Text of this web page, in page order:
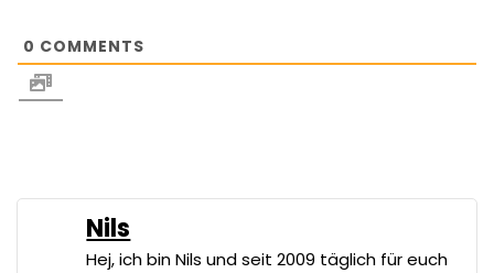
0 COMMENTS
Nils
Hej, ich bin Nils und seit 2009 täglich für euch